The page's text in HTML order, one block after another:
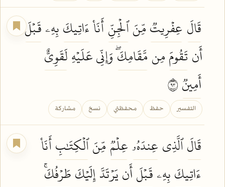
قَالَ عِفۡرِيتٞمِّنَٱلۡجِنِّأَنَا۠ءَاتِيكَبِهِۦقَبۡلَ
أَن تَقُومَمِن مَّقَامِكَۖوَإِنِّي عَلَيۡهِلَقَوِيٌّ
أَمِينٞ
التفسير حفظ محفظتي نسخ مشاركة
قَالَٱلَّذِيعِندَهُۥعِلۡمٞ مِّنَٱلۡكِتَٰبِأَنَا۠
ءَاتِيكَبِهِۦقَبۡلَأَنيَرۡتَدَّإِلَيۡكَطَرۡفُكَۚ